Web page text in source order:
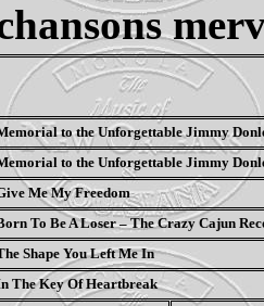
to the Unforgettable Jimmy
to the Unforgettable Jimmy
Me My Freedom
To Be A Loser – The Crazy Cajun
Shape You Left Me In
The Key Of Heartbreak